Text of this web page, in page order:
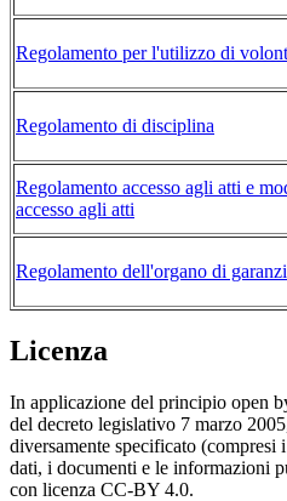
Regolamento per l'utilizzo di
Regolamento di disciplina
Regolamento accesso agli atti e
accesso agli atti
Regolamento dell'organo di
Licenza
In applicazione del principio open
del decreto legislativo 7 marzo
diversamente specificato
dati, i documenti e le informazioni
con licenza CC-BY 4.0.